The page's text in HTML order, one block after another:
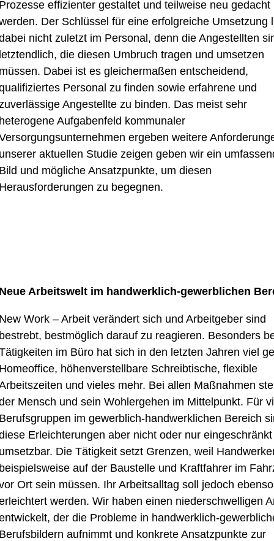
effizienter gestaltet und teilweise neu gedacht
Der Schlüssel für eine erfolgreiche Umsetzung
nicht zuletzt im Personal, denn die Angestellten
die diesen Umbruch tragen und umsetzen
Dabei ist es gleichermaßen entscheidend,
Personal zu finden sowie erfahrene und
Angestellte zu binden. Das meist sehr
Aufgabenfeld kommunaler
ergeben weitere
aktuellen Studie zeigen geben wir ein
und mögliche Ansatzpunkte, um diesen
zu begegnen.
Arbeitswelt im handwerklich-gewerblichen
Work – Arbeit verändert sich und Arbeitgeber sind
bestmöglich darauf zu reagieren. Besonders
im Büro hat sich in den letzten Jahren viel
höhenverstellbare Schreibtische, flexible
und vieles mehr. Bei allen Maßnahmen
Mensch und sein Wohlergehen im Mittelpunkt. Für
im gewerblich-handwerklichen Bereich
Erleichterungen aber nicht oder nur eingeschränkt
Die Tätigkeit setzt Grenzen, weil
auf der Baustelle und Kraftfahrer im
Ort sein müssen. Ihr Arbeitsalltag soll jedoch ebenso
werden. Wir haben einen niederschwelligen
der die Probleme in handwerklich-
aufnimmt und konkrete Ansatzpunkte zur